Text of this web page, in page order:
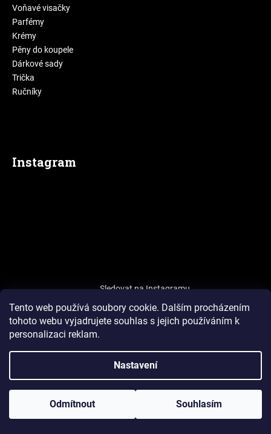
Tento web používá soubory cookie. Dalším procházením
tohoto webu vyjadrujete souhlas s jejich používáním k
personalizaci reklam.
Nastavení
Odmítnout Souhlasím
Voňavé visačky
Parfémy
Krémy
Pěny do koupele
Dárkové sady
Trička
Ručníky
Instagram
Sledovat na Instagramu
Přijímáme online platby
Možnosti dopravy